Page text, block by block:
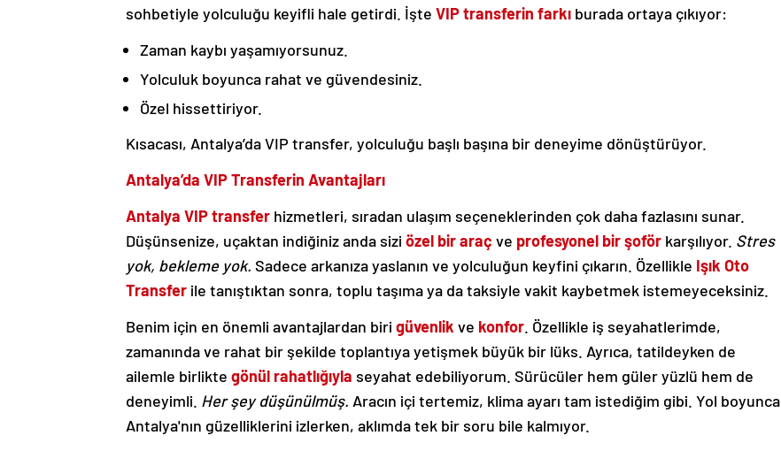
sohbetiyle yolculuğu keyifli hale getirdi. İşte VIP transferin farkı burada ortaya çıkıyor:
Zaman kaybı yaşamıyorsunuz.
Yolculuk boyunca rahat ve güvendesiniz.
Özel hissettiriyor.
Kısacası, Antalya’da VIP transfer, yolculuğu başlı başına bir deneyime dönüştürüyor.
Antalya’da VIP Transferin Avantajları
Antalya VIP transfer hizmetleri, sıradan ulaşım seçeneklerinden çok daha fazlasını sunar.
Düşünsenize, uçaktan indiğiniz anda sizi özel bir araç ve profesyonel bir şoför karşılıyor. Stres
yok, bekleme yok. Sadece arkanıza yaslanın ve yolculuğun keyfini çıkarın. Özellikle Işık Oto
Transfer ile tanıştıktan sonra, toplu taşıma ya da taksiyle vakit kaybetmek istemeyeceksiniz.
Benim için en önemli avantajlardan biri güvenlik ve konfor. Özellikle iş seyahatlerimde,
zamanında ve rahat bir şekilde toplantıya yetişmek büyük bir lüks. Ayrıca, tatildeyken de
ailemle birlikte gönül rahatlığıyla seyahat edebiliyorum. Sürücüler hem güler yüzlü hem de
deneyimli. Her şey düşünülmüş. Aracın içi tertemiz, klima ayarı tam istediğim gibi. Yol boyunca
Antalya'nın güzelliklerini izlerken, aklımda tek bir soru bile kalmıyor.